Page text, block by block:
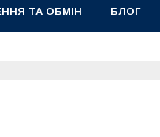
ТА ОБМІН БЛОГ